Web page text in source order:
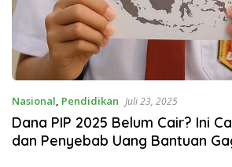
Nasional, Pendidikan Juli 23, 2025
Dana PIP 2025 Belum Cair? Ini
dan Penyebab Uang Bantuan